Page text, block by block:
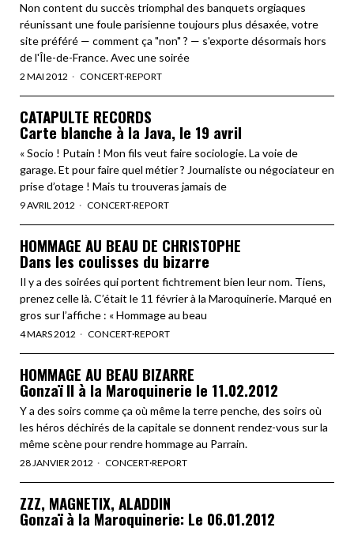
Non content du succès triomphal des banquets orgiaques
réunissant une foule parisienne toujours plus désaxée, votre
site préféré — comment ça "non" ? — s'exporte désormais hors
de l'Île-de-France. Avec une soirée
2 MAI 2012 CONCERT·REPORT
CATAPULTE RECORDS
Carte blanche à la Java, le 19 avril
« Socio ! Putain ! Mon fils veut faire sociologie. La voie de
garage. Et pour faire quel métier ? Journaliste ou négociateur en
prise d’otage ! Mais tu trouveras jamais de
9 AVRIL 2012 CONCERT·REPORT
HOMMAGE AU BEAU DE CHRISTOPHE
Dans les coulisses du bizarre
Il y a des soirées qui portent fichtrement bien leur nom. Tiens,
prenez celle là. C’était le 11 février à la Maroquinerie. Marqué en
gros sur l’affiche : « Hommage au beau
4 MARS 2012 CONCERT·REPORT
HOMMAGE AU BEAU BIZARRE
Gonzaï II à la Maroquinerie le 11.02.2012
Y a des soirs comme ça où même la terre penche, des soirs où
les héros déchirés de la capitale se donnent rendez-vous sur la
même scène pour rendre hommage au Parrain.
28 JANVIER 2012 CONCERT·REPORT
ZZZ, MAGNETIX, ALADDIN
Gonzaï à la Maroquinerie: Le 06.01.2012